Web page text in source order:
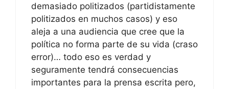
demasiado politizados (partidistamente
politizados en muchos casos) y eso
aleja a una audiencia que cree que la
política no forma parte de su vida (craso
error)… todo eso es verdad y
seguramente tendrá consecuencias
importantes para la prensa escrita pero,